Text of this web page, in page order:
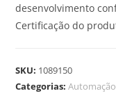
desenvolvimento
Certificação do
SKU: 1089150
Categorias:Automação